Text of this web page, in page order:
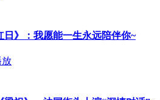
日》：我愿能一生永远陪伴你~
放